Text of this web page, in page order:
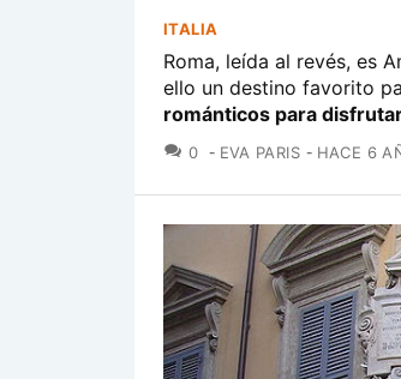
ITALIA
Roma, leída al revés, es
ello un destino favorito
románticos para
0 COMENTARIOS
EVA PARIS HACE 6